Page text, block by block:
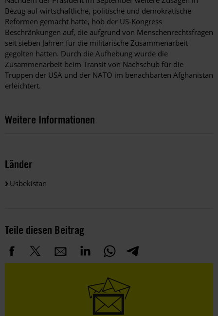
Bezug auf wirtschaftliche, politische und demokratische
Reformen gemacht hatte, hob der US-Kongress
Beschränkungen auf, die aufgrund von Menschenrechtsfragen
seit sieben Jahren für die militärische Zusammenarbeit
gegolten hatten. Durch die Aufhebung wurde die
Zusammenarbeit beim Transit von Nachschub für die
Truppen der USA und der NATO im benachbarten Afghanistan
erleichtert.
Weitere Informationen
Länder
Usbekistan
Teile diesen Beitrag